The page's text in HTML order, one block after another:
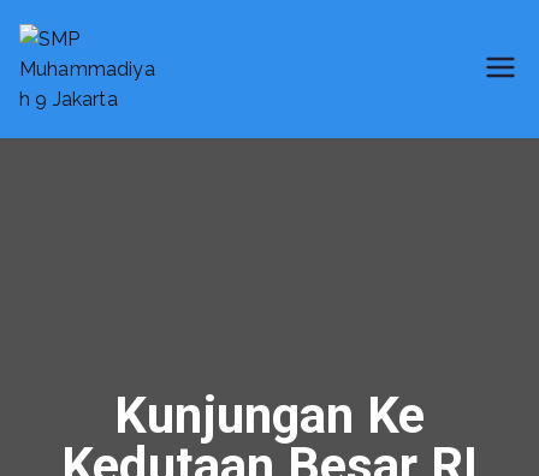
SMP Muhammadiyah 9 Jakarta
Kunjungan Ke